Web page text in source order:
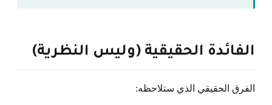
الفائدة الحقيقية (وليس النظرية)
الفرق الحقيقي الذي ستلاحظه: